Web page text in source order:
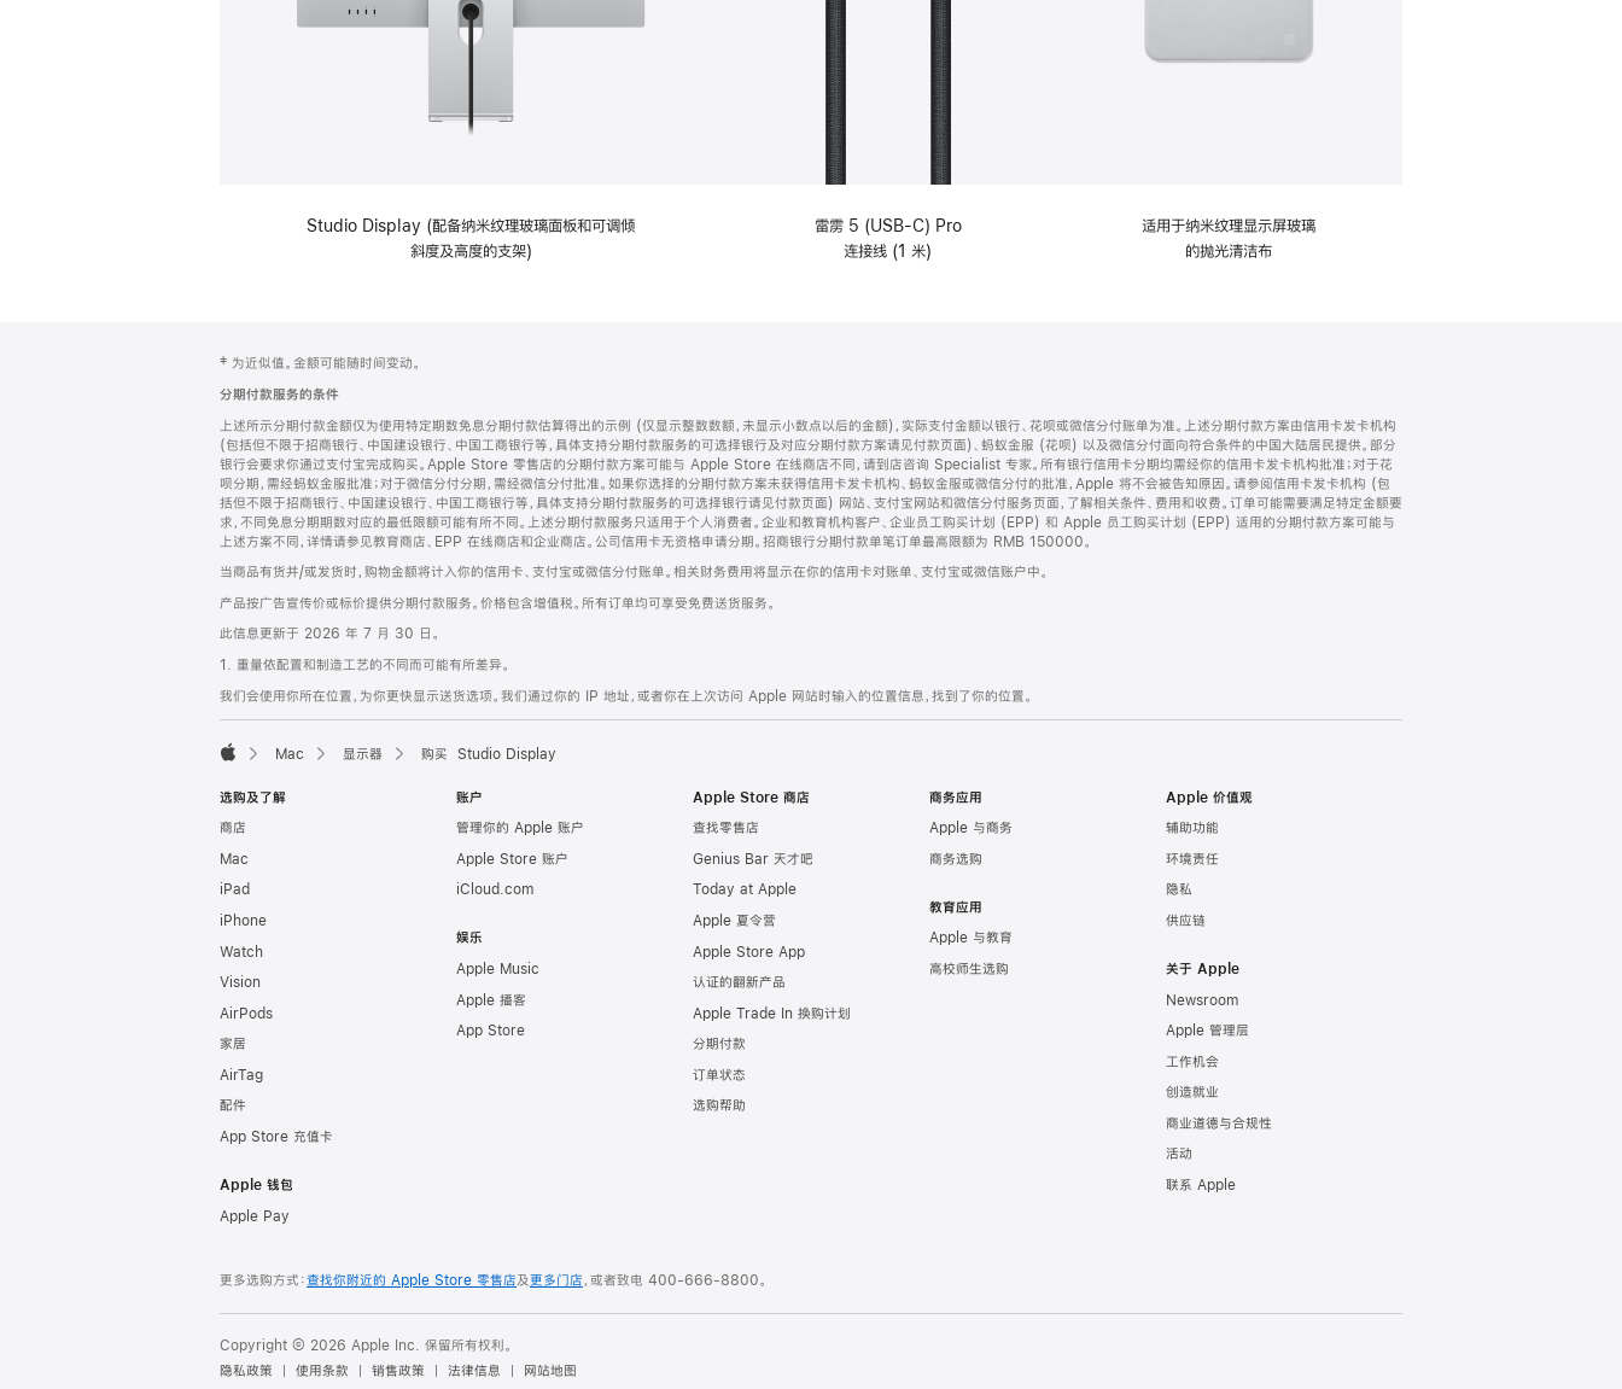
Studio Display (配备纳米纹理玻璃面板和可调倾
斜度及高度的支架)
雷雳 5 (USB-C) Pro
连接线 (1 米)
适用于纳米纹理显示屏玻璃
的抛光清洁布
页
脚
注
‡ 为近似值。金额可能随时间变动。
分期付款服务的条件
上述所示分期付款金额仅为使用特定期数免息分期付款估算得出的示例 (仅显示整数数额，未显示小数点以后的金额)，实际支付金额以银行、花呗或微信分付账单为准。上述分期付款方案由信用卡发卡机构
(包括但不限于招商银行、中国建设银行、中国工商银行等，具体支持分期付款服务的可选择银行及对应分期付款方案请见付款页面)、蚂蚁金服 (花呗) 以及微信分付面向符合条件的中国大陆居民提供。部分
银行会要求你通过支付宝完成购买。Apple Store 零售店的分期付款方案可能与 Apple Store 在线商店不同，请到店咨询 Specialist 专家。所有银行信用卡分期均需经你的信用卡发卡机构批准；对于花
呗分期，需经蚂蚁金服批准；对于微信分付分期，需经微信分付批准。如果你选择的分期付款方案未获得信用卡发卡机构、蚂蚁金服或微信分付的批准，Apple 将不会被告知原因。请参阅信用卡发卡机构 (包
括但不限于招商银行、中国建设银行、中国工商银行等，具体支持分期付款服务的可选择银行请见付款页面) 网站、支付宝网站和微信分付服务页面，了解相关条件、费用和收费。订单可能需要满足特定金额要
求，不同免息分期期数对应的最低限额可能有所不同。上述分期付款服务只适用于个人消费者。企业和教育机构客户、企业员工购买计划 (EPP) 和 Apple 员工购买计划 (EPP) 适用的分期付款方案可能与
上述方案不同，详情请参见教育商店、EPP 在线商店和企业商店。公司信用卡无资格申请分期。招商银行分期付款单笔订单最高限额为 RMB 150000。
当商品有货并/或发货时，购物金额将计入你的信用卡、支付宝或微信分付账单。相关财务费用将显示在你的信用卡对账单、支付宝或微信账户中。
产品按广告宣传价或标价提供分期付款服务。价格包含增值税。所有订单均可享受免费送货服务。
此信息更新于 2026 年 7 月 30 日。
1. 重量依配置和制造工艺的不同而可能有所差异。
我们会使用你所在位置，为你更快显示送货选项。我们通过你的 IP 地址，或者你在上次访问 Apple 网站时输入的位置信息，找到了你的位置。
Mac 显示器 购买 Studio Display
选购及了解
商店
Mac
iPad
iPhone
Watch
Vision
AirPods
家居
AirTag
配件
App Store 充值卡
Apple 钱包
Apple Pay
账户
管理你的 Apple 账户
Apple Store 账户
iCloud.com
娱乐
Apple Music
Apple 播客
App Store
Apple Store 商店
查找零售店
Genius Bar 天才吧
Today at Apple
Apple 夏令营
Apple Store App
认证的翻新产品
Apple Trade In 换购计划
分期付款
订单状态
选购帮助
商务应用
Apple 与商务
商务选购
教育应用
Apple 与教育
高校师生选购
Apple 价值观
辅助功能
环境责任
隐私
供应链
关于 Apple
Newsroom
Apple 管理层
工作机会
创造就业
商业道德与合规性
活动
联系 Apple
更多选购方式：查找你附近的 Apple Store 零售店及更多门店，或者致电 400-666-8800。
Copyright © 2026 Apple Inc. 保留所有权利。
隐私政策
使用条款 销售政策 法律信息 网站地图